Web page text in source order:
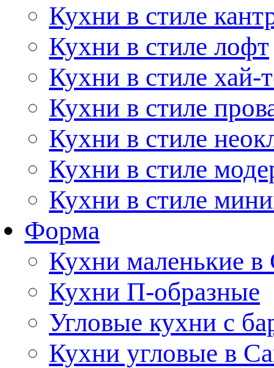
Кухни в стиле
Кухни в стиле лофт
Кухни в стиле хай-
Кухни в стиле
Кухни в стиле
Кухни в стиле
Кухни в стиле
Форма
Кухни маленькие в
Кухни П-образные
Угловые кухни с
Кухни угловые в